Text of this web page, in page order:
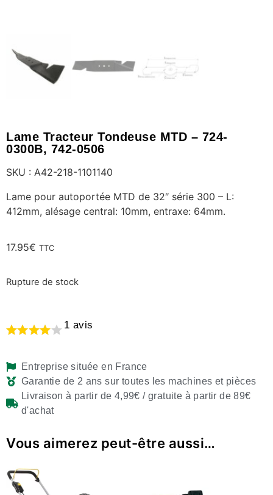
Lame Tracteur Tondeuse MTD – 724-
0300B, 742-0506
SKU : A42-218-1101140
Lame pour autoportée MTD de 32″ série 300 – L:
412mm, alésage central: 10mm, entraxe: 64mm.
17.95€ TTC
Rupture de stock
1 avis
Entreprise située en France
Garantie de 2 ans sur toutes les machines et pièces
Livraison à partir de 4,99€ / gratuite à partir de 89€
d'achat
Vous aimerez peut-être aussi…